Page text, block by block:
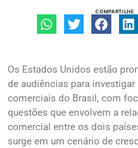
COMPARTILHE
Os Estados Unidos estão
de audiências para investigar
comerciais do Brasil, com
questões que envolvem a
comercial entre os dois
surge em um cenário de